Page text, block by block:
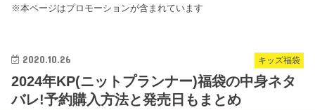
※本ページはプロモーションが含まれています
キッズ福袋
2020.10.26
2024年KP(ニットプランナー)福袋の中身ネタ
バレ!予約購入方法と発売日もまとめ